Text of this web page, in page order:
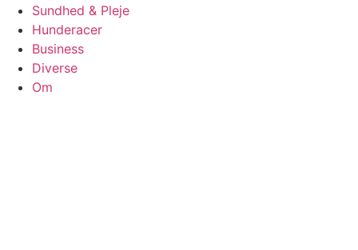
Sundhed & Pleje
Hunderacer
Business
Diverse
Om